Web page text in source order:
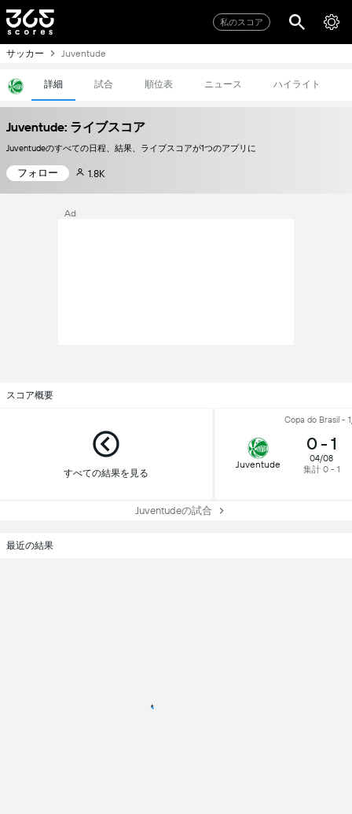
私のスコア
サッカー Juventude
詳細 試合 順位表 ニュース ハイライト
Juventude: ライブスコア
Juventudeのすべての日程、結果、ライブスコアが1つのアプリに
フォロー 1.8K
Ad
スコア概要
すべての結果を見る
Copa do Brasil -
Juventude
0- 1
04/08
集計 0 - 1
Juventudeの試合
最近の結果